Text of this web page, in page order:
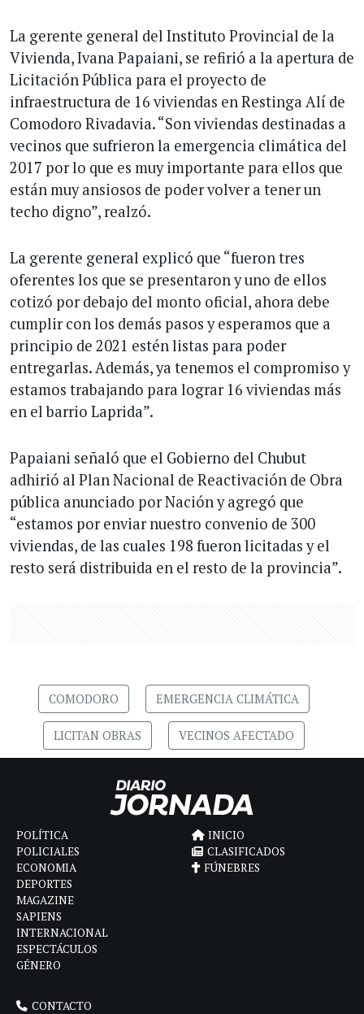
La gerente general del Instituto Provincial de la
Vivienda, Ivana Papaiani, se refirió a la apertura de
Licitación Pública para el proyecto de
infraestructura de 16 viviendas en Restinga Alí de
Comodoro Rivadavia. “Son viviendas destinadas a
vecinos que sufrieron la emergencia climática del
2017 por lo que es muy importante para ellos que
están muy ansiosos de poder volver a tener un
techo digno”, realzó.
La gerente general explicó que “fueron tres
oferentes los que se presentaron y uno de ellos
cotizó por debajo del monto oficial, ahora debe
cumplir con los demás pasos y esperamos que a
principio de 2021 estén listas para poder
entregarlas. Además, ya tenemos el compromiso y
estamos trabajando para lograr 16 viviendas más
en el barrio Laprida”.
Papaiani señaló que el Gobierno del Chubut
adhirió al Plan Nacional de Reactivación de Obra
pública anunciado por Nación y agregó que
“estamos por enviar nuestro convenio de 300
viviendas, de las cuales 198 fueron licitadas y el
resto será distribuida en el resto de la provincia”.
COMODORO EMERGENCIA CLIMÁTICA
LICITAN OBRAS VECINOS AFECTADO
POLÍTICA
POLICIALES
ECONOMIA
DEPORTES
MAGAZINE
SAPIENS
INTERNACIONAL
ESPECTÁCULOS
GÉNERO
INICIO
CLASIFICADOS
FÚNEBRES
CONTACTO